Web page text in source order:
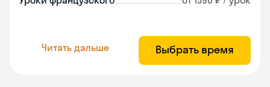
Читать дальше Выбрать время